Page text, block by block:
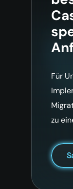
Für
zu